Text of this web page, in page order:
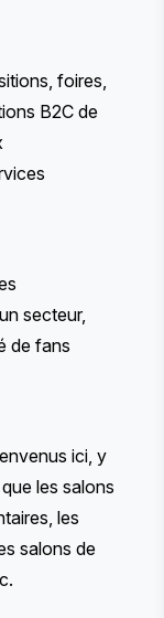
foires,
B2C de
secteur,
de fans
ici, y
les salons
les
salons de